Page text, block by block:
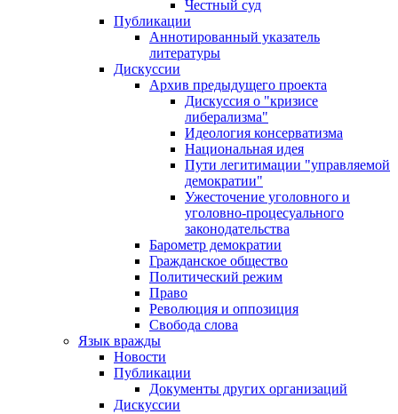
Честный суд
Публикации
Аннотированный указатель
литературы
Дискуссии
Архив предыдущего проекта
Дискуссия о "кризисе
либерализма"
Идеология консерватизма
Национальная идея
Пути легитимации "управляемой
демократии"
Ужесточение уголовного и
уголовно-процесуального
законодательства
Барометр демократии
Гражданское общество
Политический режим
Право
Революция и оппозиция
Свобода слова
Язык вражды
Новости
Публикации
Документы других организаций
Дискуссии